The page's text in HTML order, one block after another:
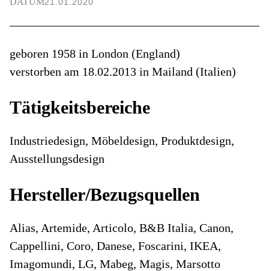
geboren 1958 in London (England)
verstorben am 18.02.2013 in Mailand (Italien)
Tätigkeitsbereiche
Industriedesign, Möbeldesign, Produktdesign,
Ausstellungsdesign
Hersteller/Bezugsquellen
Alias, Artemide, Articolo, B&B Italia, Canon,
Cappellini, Coro, Danese, Foscarini, IKEA,
Imagomundi, LG, Mabeg, Magis, Marsotto